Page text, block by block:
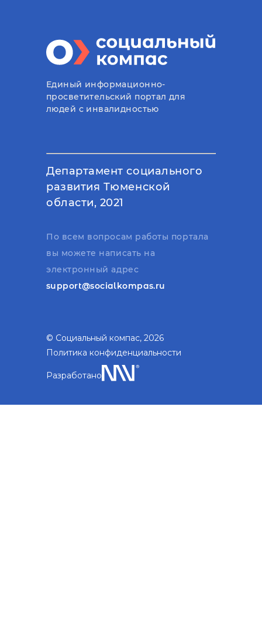
Единый информационно-
просветительский портал для
людей с инвалидностью
Департамент социального
развития Тюменской
области, 2021
По всем вопросам работы портала
вы можете написать на
электронный адрес
support@socialkompas.ru
© Социальный компас, 2026
Политика конфиденциальности
Разработано